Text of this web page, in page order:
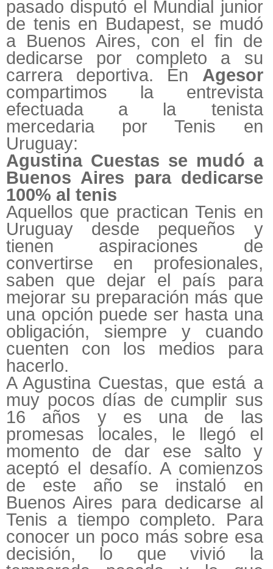
pasado disputó el Mundial junior
de tenis en Budapest, se mudó
a Buenos Aires, con el fin de
dedicarse por completo a su
carrera deportiva. En Agesor
compartimos la entrevista
efectuada a la tenista
mercedaria por Tenis en
Uruguay:
Agustina Cuestas se mudó a
Buenos Aires para dedicarse
100% al tenis
Aquellos que practican Tenis en
Uruguay desde pequeños y
tienen aspiraciones de
convertirse en profesionales,
saben que dejar el país para
mejorar su preparación más que
una opción puede ser hasta una
obligación, siempre y cuando
cuenten con los medios para
hacerlo.
A Agustina Cuestas, que está a
muy pocos días de cumplir sus
16 años y es una de las
promesas locales, le llegó el
momento de dar ese salto y
aceptó el desafío. A comienzos
de este año se instaló en
Buenos Aires para dedicarse al
Tenis a tiempo completo. Para
conocer un poco más sobre esa
decisión, lo que vivió la